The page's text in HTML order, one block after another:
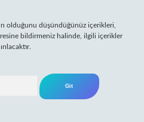
olduğunu düşündüğünüz içerikleri,
bildirmeniz halinde, ilgili içerikler